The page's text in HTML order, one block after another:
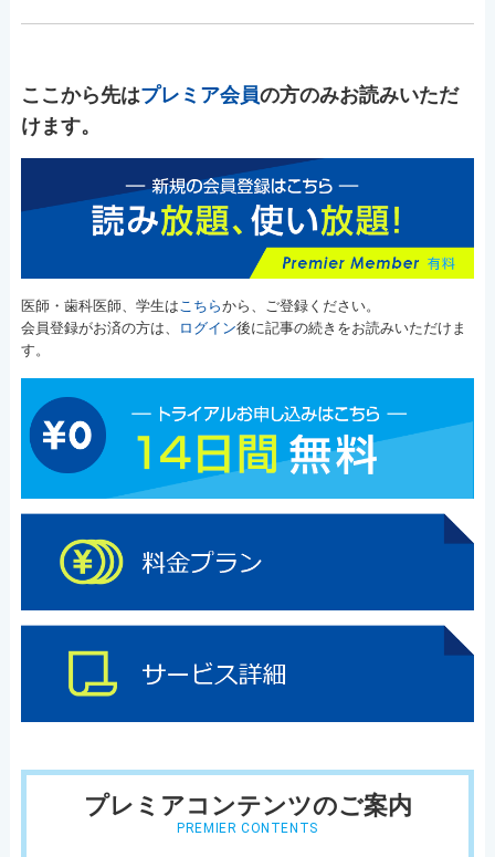
ここから先はプレミア会員の方のみお読みいただ
けます。
医師・歯科医師、学生は こちらから、ご登録ください。
会員登録がお済の方は、
ログイン後に記事の続きをお読みいただけま
す。
プレミアコンテンツのご案内
PREMIER CONTENTS